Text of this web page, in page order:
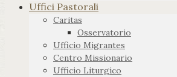
Uffici Pastorali
Caritas
Osservatorio
Ufficio Migrantes
Centro Missionario
Ufficio Liturgico